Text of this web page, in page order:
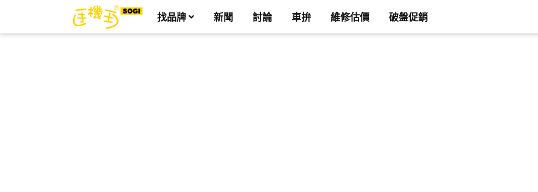
找品牌 新聞 討論 車拚 維修估價 破盤促銷